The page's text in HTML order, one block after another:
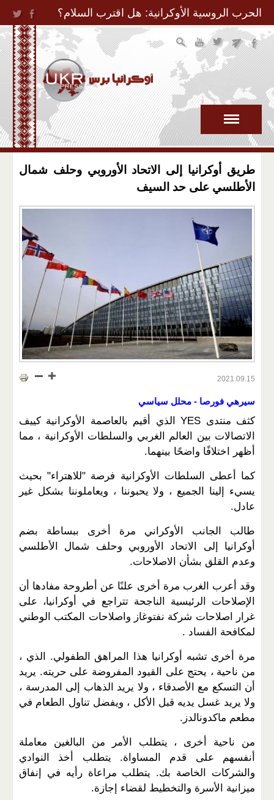
Jump to Navigation
الحرب الروسية الأوكرانية: هل اقترب السلام؟
طريق أوكرانيا إلى الاتحاد الأوروبي وحلف شمال
الأطلسي على حد السيف
2021.09.15
سيرهي فورصا - محلل سياسي
كثف منتدى YES الذي أقيم بالعاصمة الأوكرانية كييف
الاتصالات بين العالم الغربي والسلطات الأوكرانية ، مما
أظهر اختلافًا واضحًا بينهما.
كما أعطى السلطات الأوكرانية فرصة "للاهتراء" بحيث
يسيء إلينا الجميع ، ولا يحبوننا ، ويعاملوننا بشكل غير
عادل.
طالب الجانب الأوكراني مرة أخرى ببساطة بضم
أوكرانيا إلى الاتحاد الأوروبي وحلف شمال الأطلسي
وعدم القلق بشأن الاصلاحات.
وقد أعرب الغرب مرة أخرى علنًا عن أطروحة مفادها أن
الإصلاحات الرئيسية الناجحة تتراجع في أوكرانيا، على
غرار اصلاحات شركة نفتوغاز واصلاحات المكتب الوطني
لمكافحة الفساد .
مرة أخرى تشبه أوكرانيا هذا المراهق الطفولي. الذي ،
من ناحية ، يحتج على القيود المفروضة على حريته. يريد
أن التسكع مع الأصدقاء ، ولا يريد الذهاب إلى المدرسة ،
ولا يريد غسل يديه قبل الأكل ، ويفضل تناول الطعام في
مطعم ماكدونالدز.
من ناحية أخرى ، يتطلب الأمر من البالغين معاملة
أنفسهم على قدم المساواة. يتطلب أخذ النوادي
والشركات الخاصة بك. يتطلب مراعاة رأيه في إنفاق
ميزانية الأسرة والتخطيط لقضاء إجازة.